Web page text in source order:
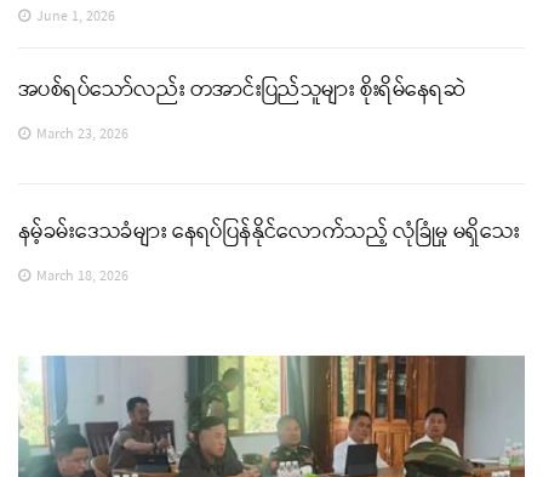
June 1, 2026
အပစ်ရပ်သော်လည်း တအာင်းပြည်သူများ စိုးရိမ်နေရဆဲ
March 23, 2026
နမ့်ခမ်းဒေသခံများ နေရပ်ပြန်နိုင်လောက်သည့် လုံခြုံမှု မရှိသေး
March 18, 2026